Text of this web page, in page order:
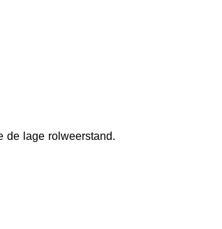
de lage rolweerstand.